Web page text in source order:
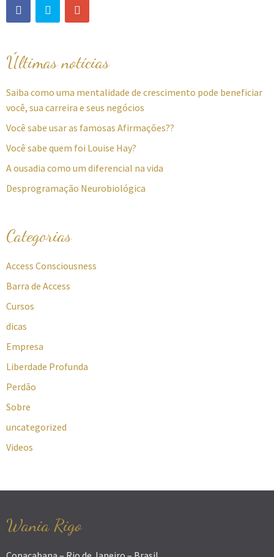
Últimas notícias
Saiba como uma mentalidade de crescimento pode beneficiar
você, sua carreira e seus negócios
Você sabe usar as famosas Afirmações??
Você sabe quem foi Louise Hay?
A ousadia como um diferencial na vida
Desprogramação Neurobiológica
Categorias
Access Consciousness
Barra de Access
Cursos
dicas
Empresa
Liberdade Profunda
Perdão
Sobre
uncategorized
Videos
Wania Rigo